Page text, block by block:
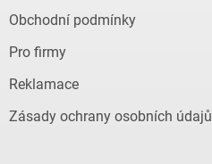
Obchodní podmínky
Pro firmy
Reklamace
Zásady ochrany osobních údajů